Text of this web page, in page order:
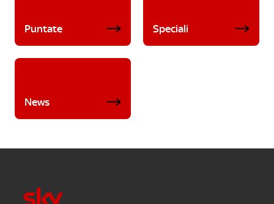
Puntate Speciali
News